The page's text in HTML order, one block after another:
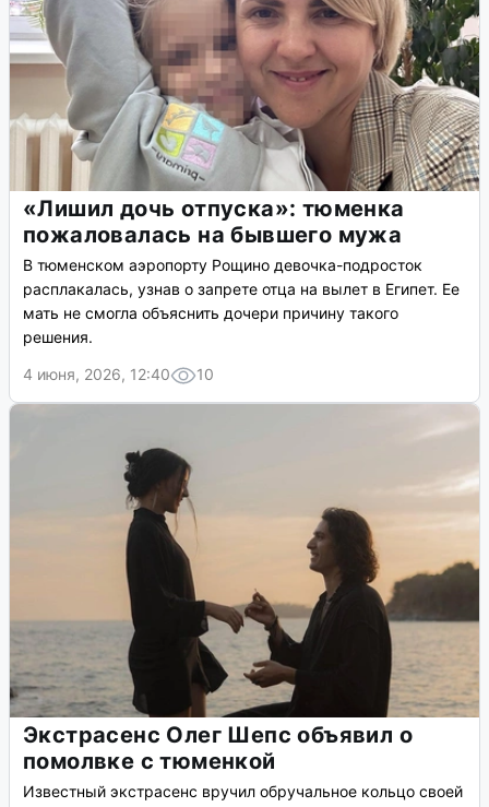
«Лишил дочь отпуска»: тюменка
пожаловалась на бывшего мужа
В тюменском аэропорту Рощино девочка-подросток
расплакалась, узнав о запрете отца на вылет в Египет. Ее
мать не смогла объяснить дочери причину такого
решения.
4 июня, 2026, 12:40
10
Экстрасенс Олег Шепс объявил о
помолвке с тюменкой
Известный экстрасенс вручил обручальное кольцо своей